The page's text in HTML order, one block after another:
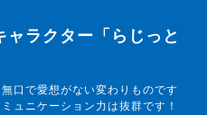
ラクター「らじっと
口で愛想がない変わりものです
ュニケーション力は抜群です！